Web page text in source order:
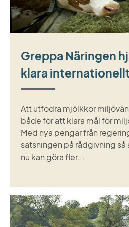
Greppa Näringen
klara
Att utfodra mjölkkor
både för att klara mål för
Med nya pengar från
satsningen på rådgivning
nu kan göra fler...